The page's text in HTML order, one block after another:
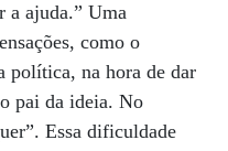
a ajuda.” Uma
como o
política, na hora de dar
pai da ideia. No
Essa dificuldade